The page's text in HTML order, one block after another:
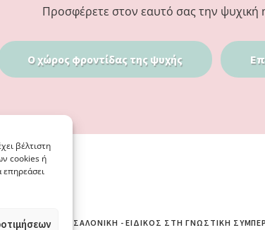
βέλτιστη
cookies ή
επηρεάσει
Προσφέρετε στον εαυτό σας την ψυχική
Ο χώρος φροντίδας της ψυχής
ΘΕΣΣΑΛΟΝΊΚΗ - ΕΙΔΙΚΌΣ ΣΤΗ ΓΝΩΣΤΙΚΉ